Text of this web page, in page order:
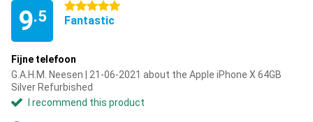
9.5
5 stars
Fantastic
Fijne telefoon
G.A.H.M. Neesen | 21-06-2021 about the Apple iPhone X 64GB
Silver Refurbished
I recommend this product